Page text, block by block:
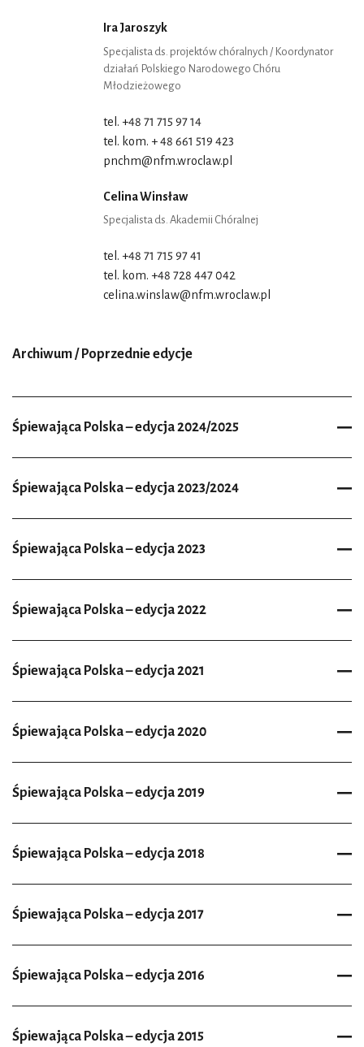
Ira Jaroszyk
Specjalista ds. projektów chóralnych / Koordynator
działań Polskiego Narodowego Chóru
Młodzieżowego
tel. +48 71 715 97 14
tel. kom. + 48 661 519 423
pnchm@nfm.wroclaw.pl
Celina Winsław
Specjalista ds. Akademii Chóralnej
tel. +48 71 715 97 41
tel. kom. +48 728 447 042
celina.winslaw@nfm.wroclaw.pl
Archiwum / Poprzednie edycje
Śpiewająca Polska – edycja 2024/2025
Śpiewająca Polska – edycja 2023/2024
Śpiewająca Polska – edycja 2023
Śpiewająca Polska – edycja 2022
Śpiewająca Polska – edycja 2021
Śpiewająca Polska – edycja 2020
Śpiewająca Polska – edycja 2019
Śpiewająca Polska – edycja 2018
Śpiewająca Polska – edycja 2017
Śpiewająca Polska – edycja 2016
Śpiewająca Polska – edycja 2015